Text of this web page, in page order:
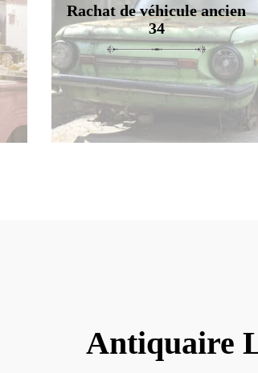
Rachat de véhicule ancien
34
Antiquaire